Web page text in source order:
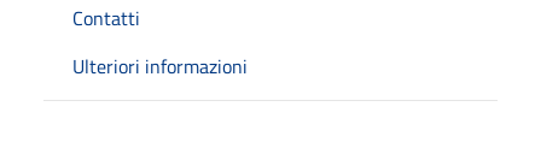
Contatti
Ulteriori informazioni